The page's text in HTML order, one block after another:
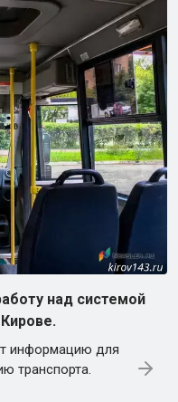
над системой
информацию для
транспорта.